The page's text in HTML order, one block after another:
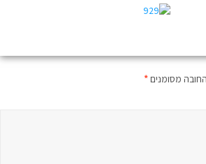
מסומנים*